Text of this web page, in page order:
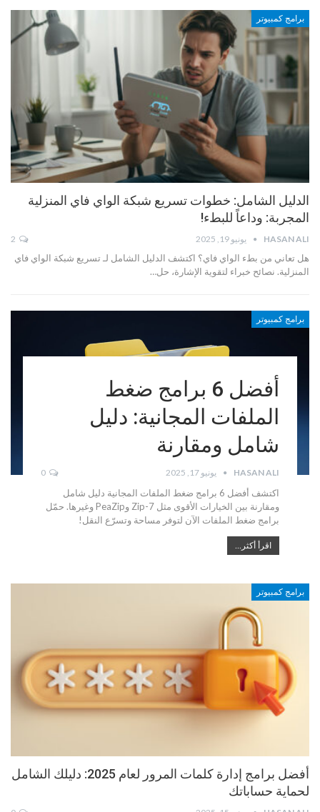
برامج كمبيوتر
الدليل الشامل: خطوات تسريع شبكة الواي فاي المنزلية
المجربة: وداعاً للبطء!
HASAN ALI يونيو 19, 2025
هل تعاني من بطء الواي فاي؟ اكتشف الدليل الشامل لـ تسريع شبكة الواي فاي
المنزلية. نصائح خبراء لتقوية الإشارة، حل…
برامج كمبيوتر
أفضل 6 برامج ضغط
الملفات المجانية: دليل
شامل ومقارنة
HASAN ALI يونيو 17, 2025 0
اكتشف أفضل 6 برامج ضغط الملفات المجانية دليل شامل
ومقارنة بين الخيارات الأقوى مثل 7-Zip وPeaZip وغيرها. حمّل
برامج ضغط الملفات الآن لتوفر مساحة وتسرّع النقل!
اقرأ أكثر...
برامج كمبيوتر
أفضل برامج إدارة كلمات المرور لعام 2025: دليلك الشامل
لحماية حساباتك